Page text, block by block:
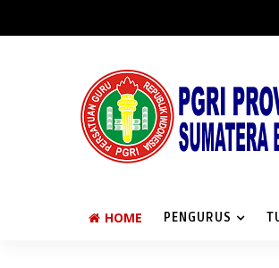
HOME PENGURUS